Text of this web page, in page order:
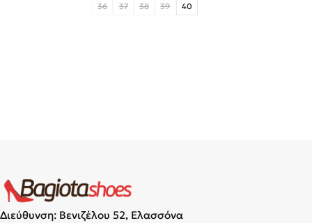
36 37 38 39 40
Διεύθυνση: Βενιζέλου 52, Ελασσόνα